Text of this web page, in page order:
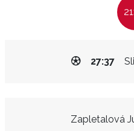
27:37
Zapletalová